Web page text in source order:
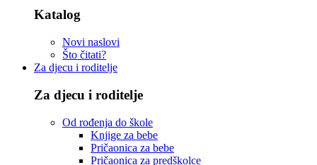
Katalog
Novi naslovi
Što čitati?
Za djecu i roditelje
Za djecu i roditelje
Od rođenja do škole
Knjige za bebe
Pričaonica za bebe
Pričaonica za predškolce